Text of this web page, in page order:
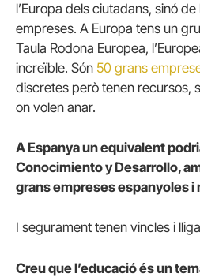
l’Europa dels ciutadans, sinó
empreses. A Europa tens un
Taula Rodona Europea,
increïble. Són 50 grans
discretes però tenen recursos,
on volen anar.
A Espanya un equivalent
Conocimiento y Desarrollo,
grans empreses espanyoles i
I segurament tenen vincles i
Creu que l’educació és un